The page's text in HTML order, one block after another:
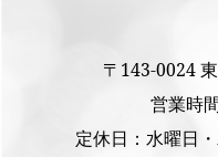
〒143-0024
営業時
定休日：水曜日